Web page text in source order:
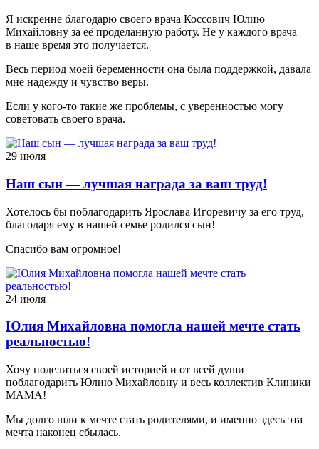
Я искренне благодарю своего врача Коссович Юлию
Михайловну за её проделанную работу. Не у каждого врача
в наше время это получается.
Весь период моей беременности она была поддержкой, давала
мне надежду и чувство веры.
Если у кого-то такие же проблемы, с уверенностью могу
советовать своего врача.
29 июля
Наш сын — лучшая награда за ваш труд!
Хотелось бы поблагодарить Ярослава Игоревичу за его труд,
благодаря ему в нашей семье родился сын!
Спасибо вам огромное!
24 июля
Юлия Михайловна помогла нашей мечте стать
реальностью!
Хочу поделиться своей историей и от всей души
поблагодарить Юлию Михайловну и весь коллектив Клиники
МАМА!
Мы долго шли к мечте стать родителями, и именно здесь эта
мечта наконец сбылась.